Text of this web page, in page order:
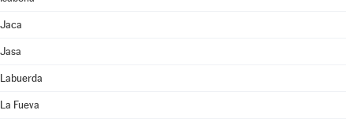
Jaca
Jasa
Labuerda
La Fueva